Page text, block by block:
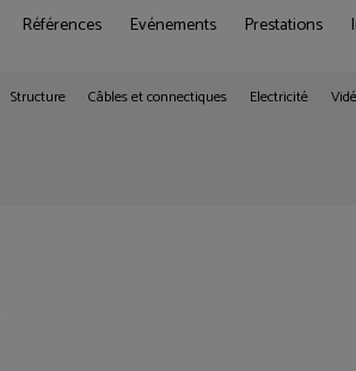
Références Evénements Prestations
Structure Câbles et connectiques Electricité